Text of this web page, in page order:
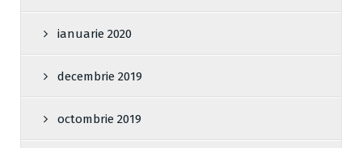
ianuarie 2020
decembrie 2019
octombrie 2019